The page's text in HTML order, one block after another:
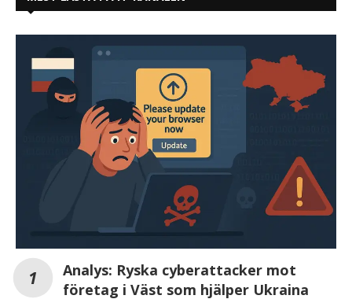
Analys: Ryska cyberattacker mot
företag i Väst som hjälper Ukraina